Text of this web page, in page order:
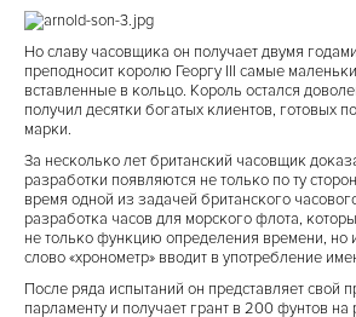
Но славу часовщика он получает двумя
преподносит королю Георгу III самые
вставленные в кольцо. Король остался
получил десятки богатых клиентов, готовых
марки.
За несколько лет британский часовщик
разработки появляются не только по ту
время одной из задачей британского
разработка часов для морского флота,
не только функцию определения времени, но
слово «хронометр» вводит в употребление
После ряда испытаний он представляет свой
парламенту и получает грант в 200 фунтов на